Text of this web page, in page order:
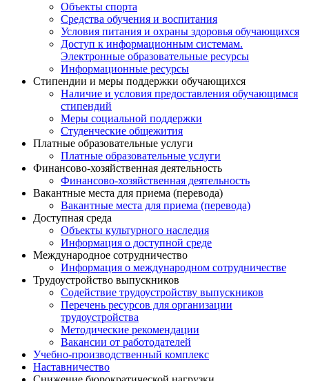
Объекты спорта
Средства обучения и воспитания
Условия питания и охраны здоровья обучающихся
Доступ к информационным системам.
Электронные образовательные ресурсы
Информационные ресурсы
Стипендии и меры поддержки обучающихся
Наличие и условия предоставления обучающимся
стипендий
Меры социальной поддержки
Студенческие общежития
Платные образовательные услуги
Платные образовательные услуги
Финансово-хозяйственная деятельность
Финансово-хозяйственная деятельность
Вакантные места для приема (перевода)
Вакантные места для приема (перевода)
Доступная среда
Объекты культурного наследия
Информация о доступной среде
Международное сотрудничество
Информация о международном сотрудничестве
Трудоустройство выпускников
Содействие трудоустройству выпускников
Перечень ресурсов для организации
трудоустройства
Методические рекомендации
Вакансии от работодателей
Учебно-производственный комплекс
Наставничество